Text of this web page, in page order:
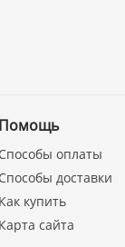
Помощь
Способы оплаты
Способы доставки
Как купить
Карта сайта